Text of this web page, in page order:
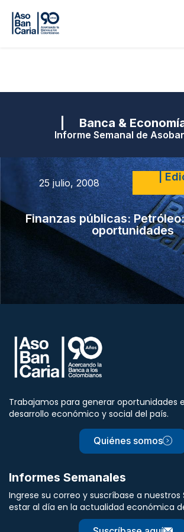
| Banca &
Informe Semanal de
25 julio, 2008 |
Finanzas públicas:
oportunidades
Trabajamos para generar oportunidades
desarrollo económico y social del país.
Quiénes somos
Informes Semanales
Ingrese su correo y suscríbase a nuestros
estar al día en la actualidad económica